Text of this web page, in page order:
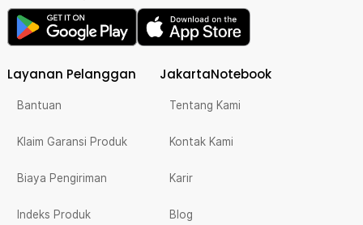
Layanan Pelanggan
Bantuan
Klaim Garansi Produk
Biaya Pengiriman
Indeks Produk
JakartaNotebook
Tentang Kami
Kontak Kami
Karir
Blog